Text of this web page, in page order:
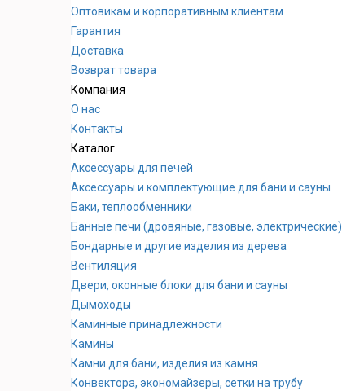
Оптовикам и корпоративным клиентам
Гарантия
Доставка
Возврат товара
Компания
О нас
Контакты
Каталог
Аксессуары для печей
Аксессуары и комплектующие для бани и сауны
Баки, теплообменники
Банные печи (дровяные, газовые, электрические)
Бондарные и другие изделия из дерева
Вентиляция
Двери, оконные блоки для бани и сауны
Дымоходы
Каминные принадлежности
Камины
Камни для бани, изделия из камня
Конвектора, экономайзеры, сетки на трубу